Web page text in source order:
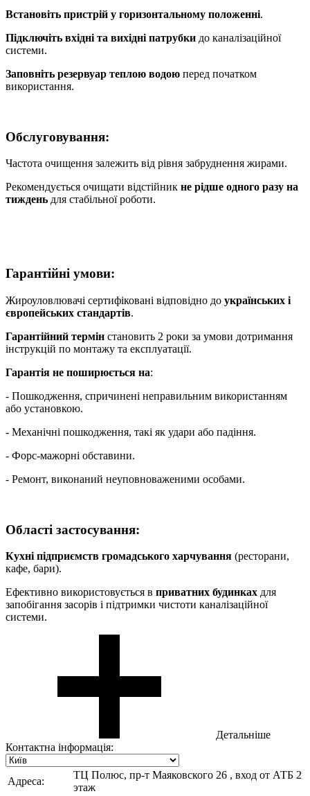
Встановіть пристрій у горизонтальному положенні.
Підключіть вхідні та вихідні патрубки до каналізаційної
системи.
Заповніть резервуар теплою водою перед початком
використання.
Обслуговування:
Частота очищення залежить від рівня забруднення жирами.
Рекомендується очищати відстійник не рідше одного разу на
тиждень для стабільної роботи.
Гарантійні умови:
Жироуловлювачі сертифіковані відповідно до українських і
європейських стандартів.
Гарантійний термін становить 2 роки за умови дотримання
інструкцій по монтажу та експлуатації.
Гарантія не поширюється на:
- Пошкодження, спричинені неправильним використанням
або установкою.
- Механічні пошкодження, такі як удари або падіння.
- Форс-мажорні обставини.
- Ремонт, виконаний неуповноваженими особами.
Області застосування:
Кухні підприємств громадського харчування (ресторани,
кафе, бари).
Ефективно використовується в приватних будинках для
запобігання засорів і підтримки чистоти каналізаційної
системи.
Детальніше
Контактна інформація:
Адреса:
ТЦ Полюс, пр-т Маяковского 26 , вход от АТБ 2
этаж